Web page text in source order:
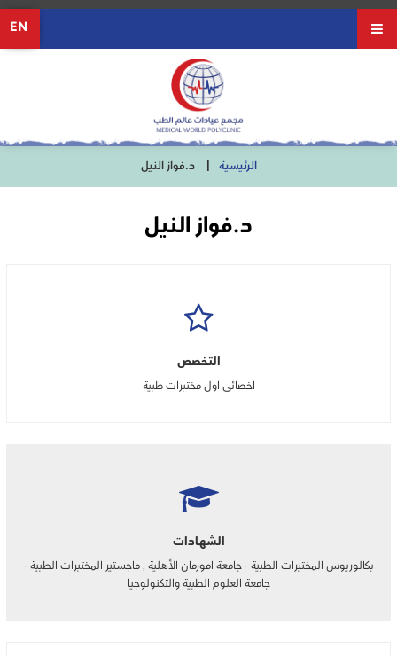
EN
الرئيسية د.فواز النيل
د.فواز النيل
التخصص
اخصائى اول مختبرات طبية
الشهادات
بكالوريوس المختبرات الطبية - جامعة امورمان الأهلية , ماجستير المختبرات الطبية -
جامعة العلوم الطبية والتكنولوجيا